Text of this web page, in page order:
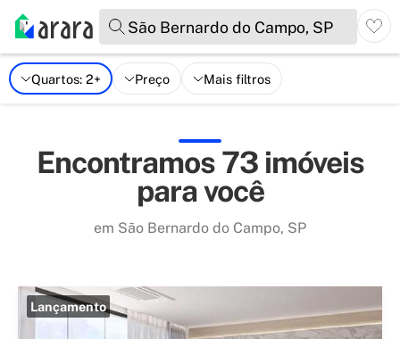
São Bernardo do Campo, SP
Quartos: 2+ Preço Mais filtros
Encontramos 73 imóveis
para você
em São Bernardo do Campo, SP
Lançamento